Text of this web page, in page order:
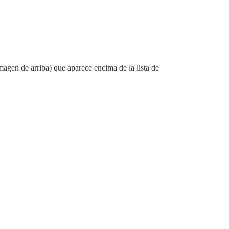
de arriba) que aparece encima de la lista de